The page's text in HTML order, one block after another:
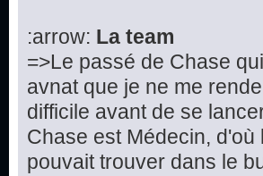
:arrow: La team
=>Le passé de Chase
avnat que je ne me
difficile avant de se
Chase est Médecin,
pouvait trouver dans le